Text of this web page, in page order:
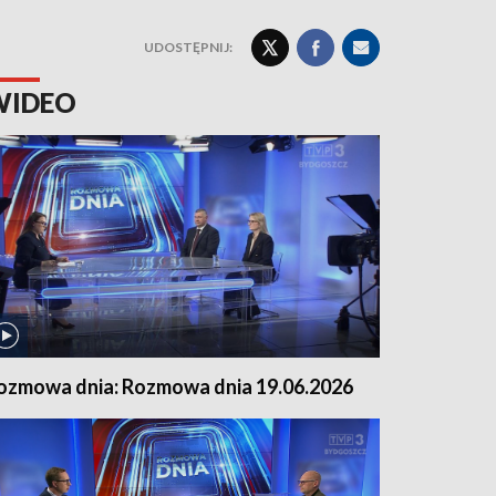
UDOSTĘPNIJ:
dnia: Rozmowa dnia 19.06.2026